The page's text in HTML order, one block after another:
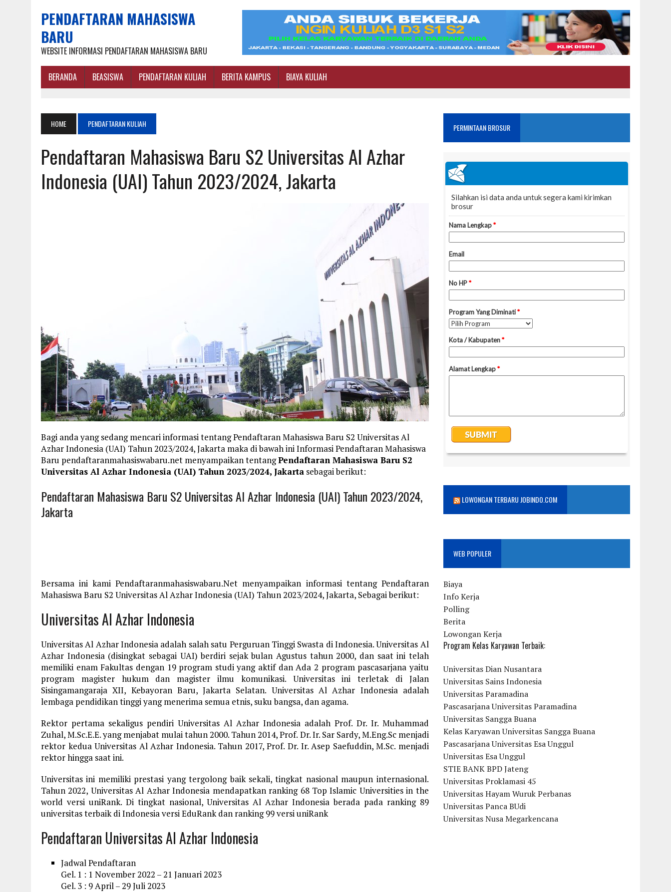
PENDAFTARAN MAHASISWA
BARU
WEBSITE INFORMASI PENDAFTARAN MAHASISWA BARU
BERANDA BEASISWA PENDAFTARAN KULIAH BERITA KAMPUS BIAYA KULIAH
HOME PENDAFTARAN KULIAH
Pendaftaran Mahasiswa Baru S2 Universitas Al Azhar
Indonesia (UAI) Tahun 2023/2024, Jakarta
Bagi anda yang sedang mencari informasi tentang Pendaftaran Mahasiswa Baru S2 Universitas Al
Azhar Indonesia (UAI) Tahun 2023/2024, Jakarta maka di bawah ini Informasi Pendaftaran Mahasiswa
Baru pendaftaranmahasiswabaru.net menyampaikan tentangPendaftaran Mahasiswa Baru S2
Universitas Al Azhar Indonesia (UAI) Tahun 2023/2024, Jakarta sebagai berikut:
Pendaftaran Mahasiswa Baru S2 Universitas Al Azhar Indonesia (UAI) Tahun 2023/2024,
Jakarta
Bersama ini kami Pendaftaranmahasiswabaru.Net menyampaikan informasi tentang Pendaftaran
Mahasiswa Baru S2 Universitas Al Azhar Indonesia (UAI) Tahun 2023/2024, Jakarta, Sebagai berikut:
Universitas Al Azhar Indonesia
Universitas Al Azhar Indonesia adalah salah satu Perguruan Tinggi Swasta di Indonesia. Universitas Al
Azhar Indonesia (disingkat sebagai UAI) berdiri sejak bulan Agustus tahun 2000, dan saat ini telah
memiliki enam Fakultas dengan 19 program studi yang aktif dan Ada 2 program pascasarjana yaitu
program magister hukum dan magister ilmu komunikasi. Universitas ini terletak di Jalan
Sisingamangaraja XII, Kebayoran Baru, Jakarta Selatan. Universitas Al Azhar Indonesia adalah
lembaga pendidikan tinggi yang menerima semua etnis, suku bangsa, dan agama.
Rektor pertama sekaligus pendiri Universitas Al Azhar Indonesia adalah Prof. Dr. Ir. Muhammad
Zuhal, M.Sc.E.E. yang menjabat mulai tahun 2000. Tahun 2014, Prof. Dr. Ir. Sar Sardy, M.Eng.Sc menjadi
rektor kedua Universitas Al Azhar Indonesia. Tahun 2017, Prof. Dr. Ir. Asep Saefuddin, M.Sc. menjadi
rektor hingga saat ini.
Universitas ini memiliki prestasi yang tergolong baik sekali, tingkat nasional maupun internasional.
Tahun 2022, Universitas Al Azhar Indonesia mendapatkan ranking 68 Top Islamic Universities in the
world versi uniRank. Di tingkat nasional, Universitas Al Azhar Indonesia berada pada ranking 89
universitas terbaik di Indonesia versi EduRank dan ranking 99 versi uniRank
Pendaftaran Universitas Al Azhar Indonesia
Jadwal Pendaftaran
Gel. 1 : 1 November 2022 – 21 Januari 2023
Gel. 3 : 9 April – 29 Juli 2023
PERMINTAAN BROSUR
LOWONGAN TERBARU JOBINDO.COM
WEB POPULER
Biaya
Info Kerja
Polling
Berita
Lowongan Kerja
Program Kelas Karyawan Terbaik:
Universitas Dian Nusantara
Universitas Sains Indonesia
Universitas Paramadina
Pascasarjana Universitas Paramadina
Universitas Sangga Buana
Kelas Karyawan Universitas Sangga Buana
Pascasarjana Universitas Esa Unggul
Universitas Esa Unggul
STIE BANK BPD Jateng
Universitas Proklamasi 45
Universitas Hayam Wuruk Perbanas
Universitas Panca BUdi
Universitas Nusa Megarkencana